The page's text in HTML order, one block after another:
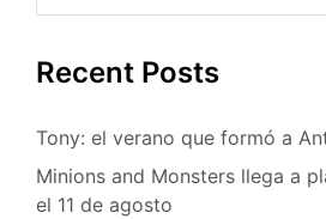
Recent Posts
Tony: el verano que formó a
Minions and Monsters llega a
el 11 de agosto